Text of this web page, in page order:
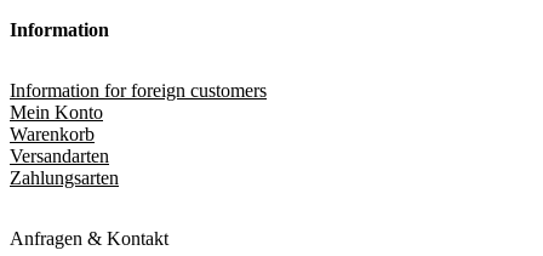
Information
Information for foreign customers
Mein Konto
Warenkorb
Versandarten
Zahlungsarten
Anfragen & Kontakt